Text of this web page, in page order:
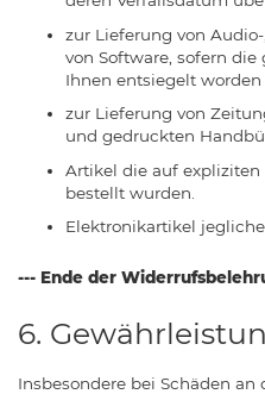
zur Lieferung von
von Software, sofern
Ihnen entsiegelt worden
zur Lieferung von
und gedruckten
Artikel die auf
bestellt wurden.
Elektronikartikel
--- Ende der
6.
Insbesondere bei Schäden an